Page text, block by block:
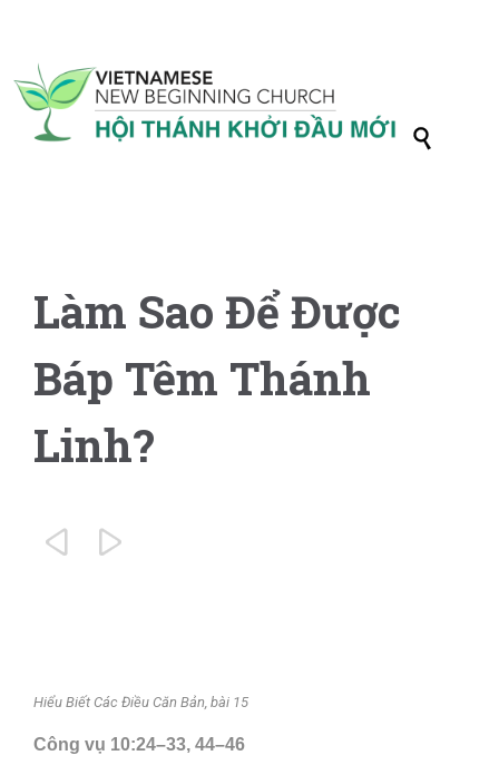

Làm Sao Để Được
Báp Têm Thánh
Linh?
 
Hiểu Biết Các Điều Căn Bản, bài 15
Công vụ 10:24–33, 44–46